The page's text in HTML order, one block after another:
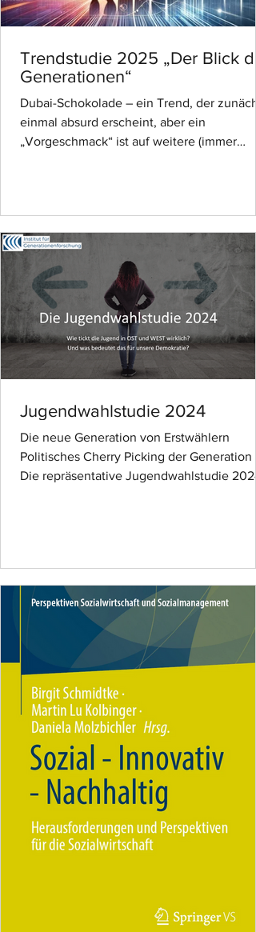
Trendstudie 2025 „Der Blick
Generationen“
Dubai-Schokolade – ein Trend, der
einmal absurd erscheint, aber ein
„Vorgeschmack“ ist auf weitere (immer
des Generationenforschers Dr. Rüdiger
und des Zukunftsforschers Hartwin Maas
wissenschaftlich untersucht – von Politik
über Konsum bis hin zu Gesundheit. Die
erste große Pressekonferenz zur
2025 findet am
Jugendwahlstudie 2024
Die neue Generation von Erstwählern
Politisches Cherry Picking der Generation Z
Die repräsentative Jugendwahlstudie 2024
Generationenforschung unter den
Studienleitern Generationenforscher Dr.
Rüdiger Maas und Zukunfstforscher
Maas, ging dem Wahlverhalten der
Erstwähler auf den Grund und untersuchte
direkt vor Or